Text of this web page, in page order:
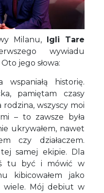
Milanu, Igli Tare
wywiadu
Oto jego słowa:
historię.
pamiętam czasy
rodzina, wszyscy moi
– to zawsze była
ukrywałem, nawet
czy działaczem.
samej ekipie. Dla
tu być i mówić w
kibicowałem jako
wiele. Mój debiut w